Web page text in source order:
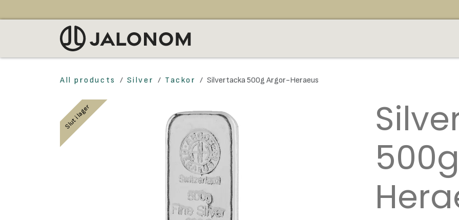
All products Silver Tackor Silvertacka 500g Argor-Heraeus
Slut i lager